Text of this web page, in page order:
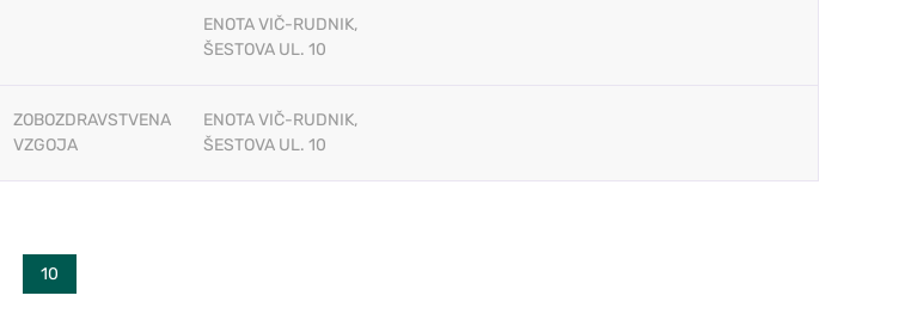
ENOTA VIČ-RUDNIK,
ŠESTOVA UL. 10
ZOBOZDRAVSTVENA
VZGOJA
ENOTA VIČ-RUDNIK,
ŠESTOVA UL. 10
10